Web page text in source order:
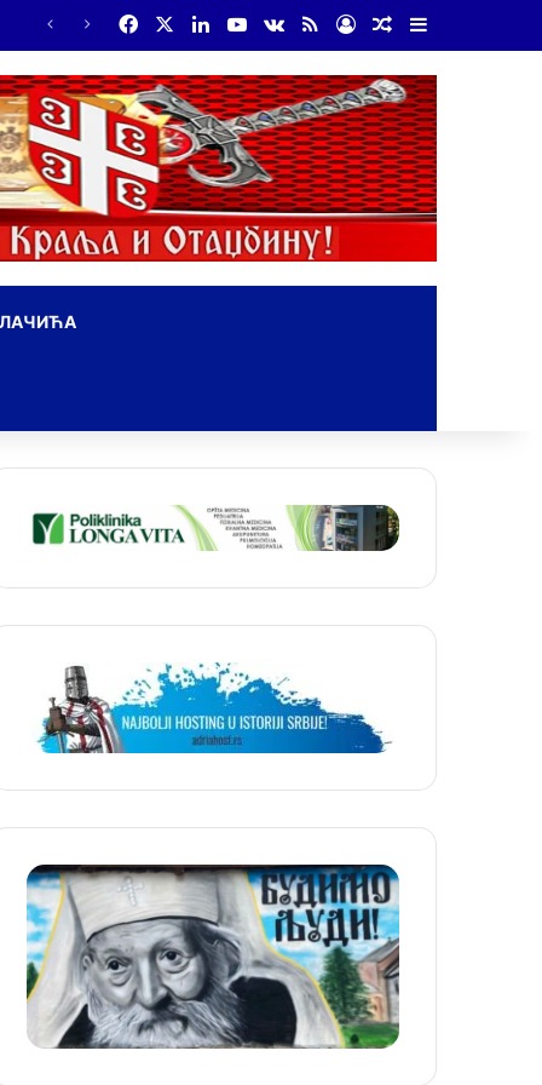
FacebookLinkedInYouTube
vk.com
RSS Log InRandom Article